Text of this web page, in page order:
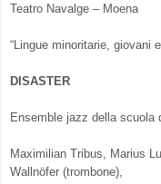
Teatro Navalge – Moena
“Lingue minoritarie, giovani
DISASTER
Ensemble jazz della scuola
Maximilian Tribus, Marius
Wallnöfer (trombone),